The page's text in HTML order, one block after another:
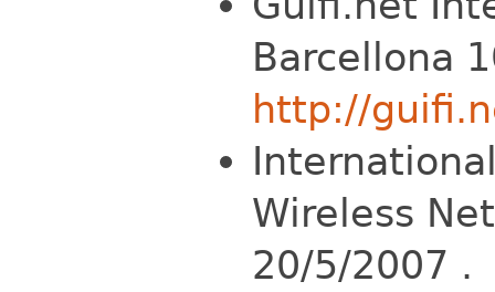
Barcellona
http://
Wireless
20/5/2007 .